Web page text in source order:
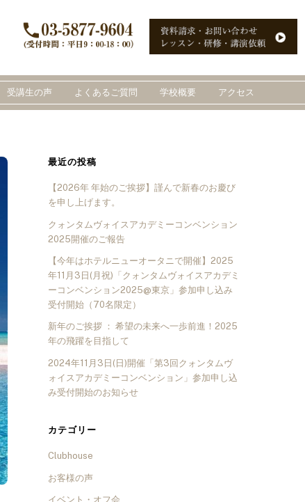
受講生の声 よくあるご質問 学校概要 アクセス
最近の投稿
【2026年 年始のご挨拶】謹んで新春のお慶び
を申し上げます。
クォンタムヴォイスアカデミーコンベンション
2025開催のご報告
【今年はホテルニューオータニで開催】2025
年11月3日(月祝)「クォンタムヴォイスアカデミ
ーコンベンション2025@東京」参加申し込み
受付開始（70名限定）
新年のご挨拶 ： 希望の未来へ一歩前進！2025
年の飛躍を目指して
2024年11月3日(日)開催「第3回クォンタムヴ
ォイスアカデミーコンベンション」参加申し込
み受付開始のお知らせ
カテゴリー
Clubhouse
お客様の声
イベント・オフ会